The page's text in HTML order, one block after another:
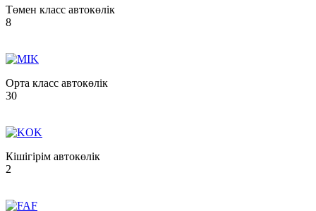
Төмен класс автокөлік
8
Орта класс автокөлік
30
Кішігірім автокөлік
2